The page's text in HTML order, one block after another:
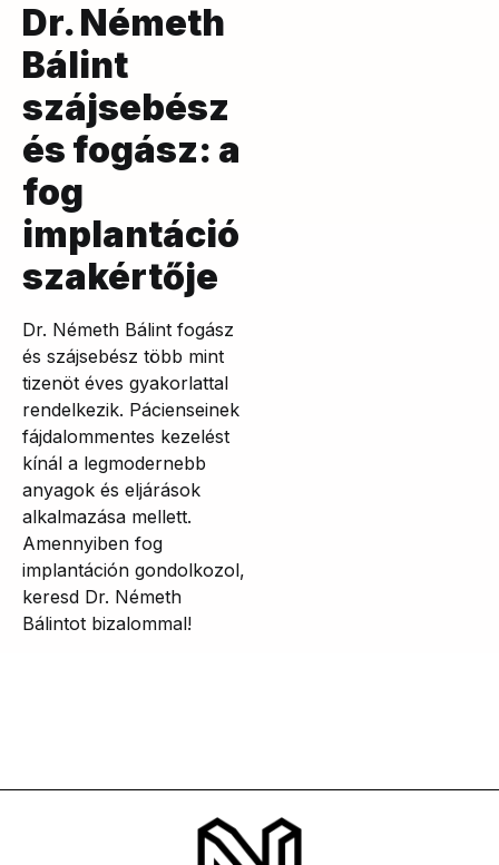
Dr. Németh
Bálint
szájsebész
és fogász: a
fog
implantáció
szakértője
Dr. Németh Bálint fogász
és szájsebész több mint
tizenöt éves gyakorlattal
rendelkezik. Pácienseinek
fájdalommentes kezelést
kínál a legmodernebb
anyagok és eljárások
alkalmazása mellett.
Amennyiben fog
implantáción gondolkozol,
keresd Dr. Németh
Bálintot bizalommal!